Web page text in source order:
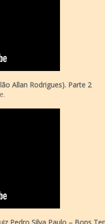
Allan Rodrigues). Parte 2